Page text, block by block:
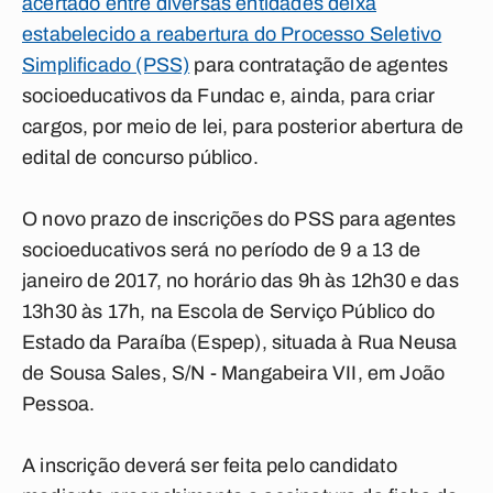
estabelecido a reabertura do Processo Seletivo
Simplificado (PSS) para contratação de agentes
socioeducativos da Fundac e, ainda, para criar
cargos, por meio de lei, para posterior abertura de
edital de concurso público.
O novo prazo de inscriçõesdo PSS para agentes
socioeducativos será no período de9 a 13 de
janeiro de 2017, no horário das 9h às 12h30 e das
13h30 às 17h, na Escola de Serviço Público do
Estado da Paraíba (Espep), situada à Rua Neusa
de Sousa Sales, S/N - MangabeiraVII, em João
Pessoa.
A inscrição deverá ser feita pelo candidato